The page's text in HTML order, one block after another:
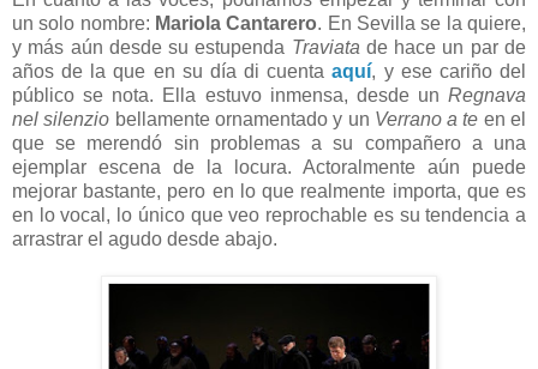
un solo nombre: Mariola Cantarero. En Sevilla se la quiere,
y más aún desde su estupenda Traviata de hace un par de
años de la que en su día di cuentaaquí, y ese cariño del
público se nota. Ella estuvo inmensa, desde un Regnava
nel silenzio bellamente ornamentado y un Verrano a te en el
que se merendó sin problemas a su compañero a una
ejemplar escena de la locura. Actoralmente aún puede
mejorar bastante, pero en lo que realmente importa, que es
en lo vocal, lo único que veo reprochable es su tendencia a
arrastrar el agudo desde abajo.